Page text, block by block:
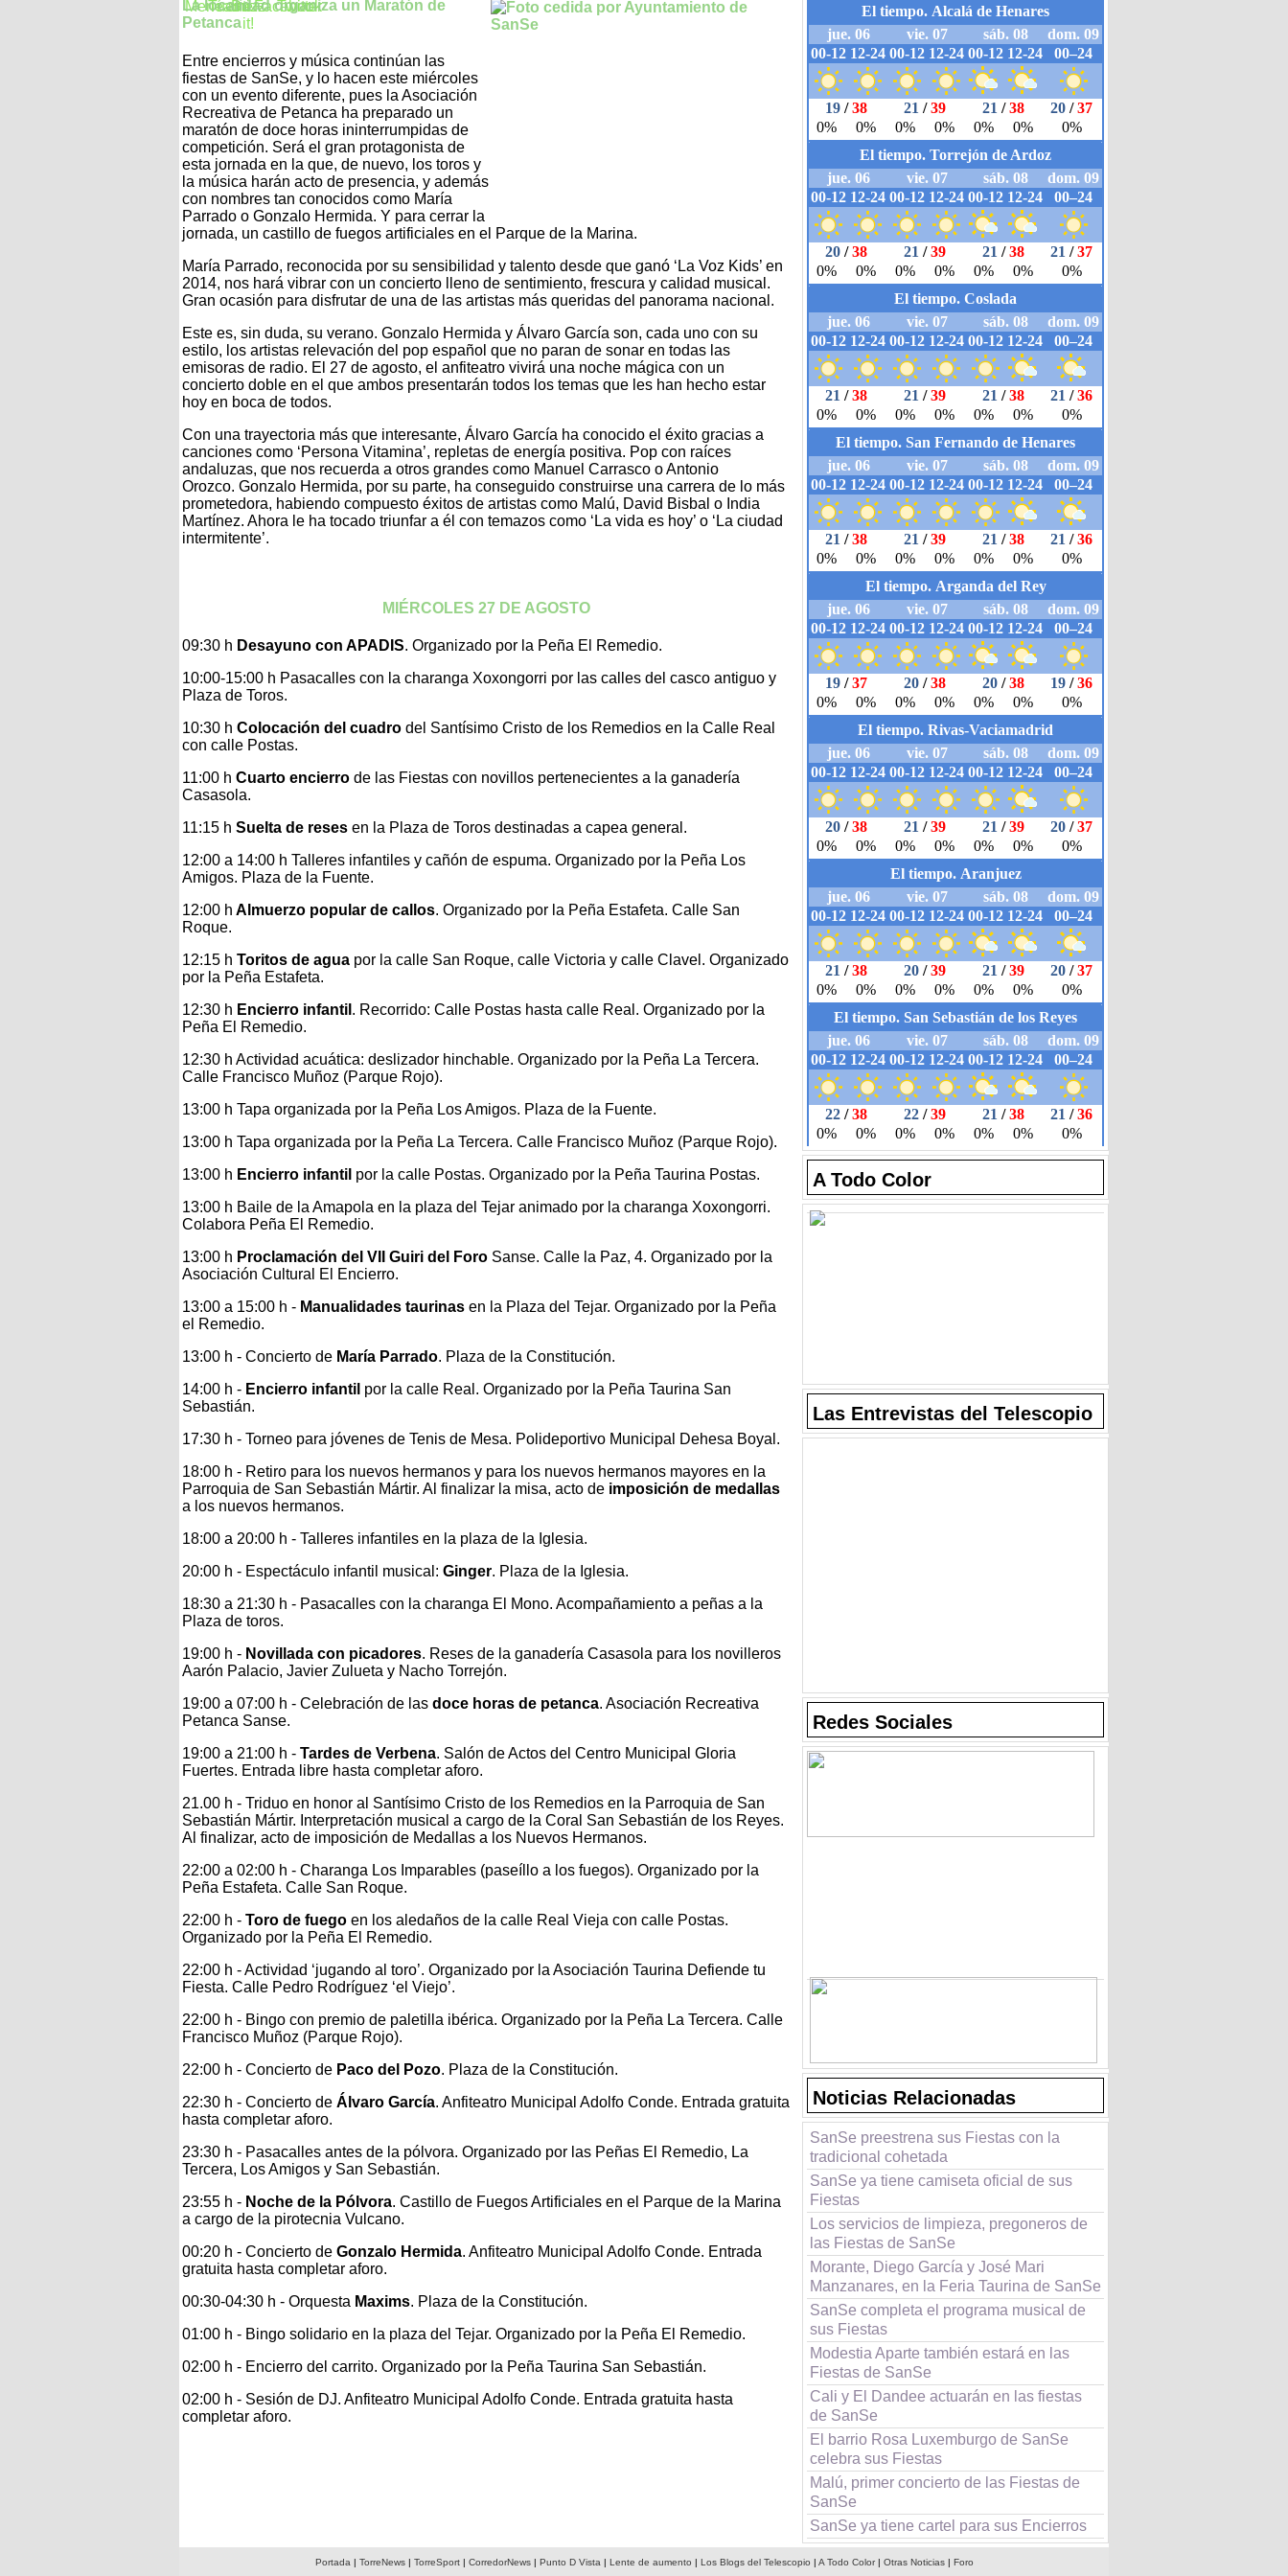
La localidad organiza un Maratón de
Petanca
Entre encierros y música continúan las
fiestas de SanSe, y lo hacen este miércoles
con un evento diferente, pues la Asociación
Recreativa de Petanca ha preparado un
maratón de doce horas ininterrumpidas de
competición. Será el gran protagonista de
esta jornada en la que, de nuevo, los toros y
la música harán acto de presencia, y además
con nombres tan conocidos como María
Parrado o Gonzalo Hermida. Y para cerrar la
jornada, un castillo de fuegos artificiales en el Parque de la Marina.
María Parrado, reconocida por su sensibilidad y talento desde que ganó ‘La Voz Kids’ en
2014, nos hará vibrar con un concierto lleno de sentimiento, frescura y calidad musical.
Gran ocasión para disfrutar de una de las artistas más queridas del panorama nacional.
Este es, sin duda, su verano. Gonzalo Hermida y Álvaro García son, cada uno con su
estilo, los artistas relevación del pop español que no paran de sonar en todas las
emisoras de radio. El 27 de agosto, el anfiteatro vivirá una noche mágica con un
concierto doble en el que ambos presentarán todos los temas que les han hecho estar
hoy en boca de todos.
Con una trayectoria más que interesante, Álvaro García ha conocido el éxito gracias a
canciones como ‘Persona Vitamina’, repletas de energía positiva. Pop con raíces
andaluzas, que nos recuerda a otros grandes como Manuel Carrasco o Antonio
Orozco. Gonzalo Hermida, por su parte, ha conseguido construirse una carrera de lo más
prometedora, habiendo compuesto éxitos de artistas como Malú, David Bisbal o India
Martínez. Ahora le ha tocado triunfar a él con temazos como ‘La vida es hoy’ o ‘La ciudad
intermitente’.
MIÉRCOLES 27 DE AGOSTO
09:30 h Desayuno con APADIS. Organizado por la Peña El Remedio.
10:00-15:00 h Pasacalles con la charanga Xoxongorri por las calles del casco antiguo y
Plaza de Toros.
10:30 h Colocación del cuadro del Santísimo Cristo de los Remedios en la Calle Real
con calle Postas.
11:00 h Cuarto encierro de las Fiestas con novillos pertenecientes a la ganadería
Casasola.
11:15 h Suelta de reses en la Plaza de Toros destinadas a capea general.
12:00 a 14:00 h Talleres infantiles y cañón de espuma. Organizado por la Peña Los
Amigos. Plaza de la Fuente.
12:00 h Almuerzo popular de callos. Organizado por la Peña Estafeta. Calle San
Roque.
12:15 h Toritos de agua por la calle San Roque, calle Victoria y calle Clavel. Organizado
por la Peña Estafeta.
12:30 h Encierro infantil . Recorrido: Calle Postas hasta calle Real. Organizado por la
Peña El Remedio.
12:30 h Actividad acuática: deslizador hinchable. Organizado por la Peña La Tercera.
Calle Francisco Muñoz (Parque Rojo).
13:00 h Tapa organizada por la Peña Los Amigos. Plaza de la Fuente.
13:00 h Tapa organizada por la Peña La Tercera. Calle Francisco Muñoz (Parque Rojo).
13:00 h Encierro infantil por la calle Postas. Organizado por la Peña Taurina Postas.
13:00 h Baile de la Amapola en la plaza del Tejar animado por la charanga Xoxongorri.
Colabora Peña El Remedio.
13:00 h Proclamación del VII Guiri del Foro Sanse. Calle la Paz, 4. Organizado por la
Asociación Cultural El Encierro.
13:00 a 15:00 h - Manualidades taurinas en la Plaza del Tejar. Organizado por la Peña
el Remedio.
13:00 h - Concierto de María Parrado. Plaza de la Constitución.
14:00 h - Encierro infantil por la calle Real. Organizado por la Peña Taurina San
Sebastián.
17:30 h - Torneo para jóvenes de Tenis de Mesa. Polideportivo Municipal Dehesa Boyal.
18:00 h - Retiro para los nuevos hermanos y para los nuevos hermanos mayores en la
Parroquia de San Sebastián Mártir. Al finalizar la misa, acto de imposición de medallas
a los nuevos hermanos.
18:00 a 20:00 h - Talleres infantiles en la plaza de la Iglesia.
20:00 h - Espectáculo infantil musical: Ginger. Plaza de la Iglesia.
18:30 a 21:30 h - Pasacalles con la charanga El Mono. Acompañamiento a peñas a la
Plaza de toros.
19:00 h - Novillada con picadores. Reses de la ganadería Casasola para los novilleros
Aarón Palacio, Javier Zulueta y Nacho Torrejón.
19:00 a 07:00 h - Celebración de las doce horas de petanca. Asociación Recreativa
Petanca Sanse.
19:00 a 21:00 h - Tardes de Verbena. Salón de Actos del Centro Municipal Gloria
Fuertes. Entrada libre hasta completar aforo.
21.00 h - Triduo en honor al Santísimo Cristo de los Remedios en la Parroquia de San
Sebastián Mártir. Interpretación musical a cargo de la Coral San Sebastián de los Reyes.
Al finalizar, acto de imposición de Medallas a los Nuevos Hermanos.
22:00 a 02:00 h - Charanga Los Imparables (paseíllo a los fuegos). Organizado por la
Peña Estafeta. Calle San Roque.
22:00 h - Toro de fuego en los aledaños de la calle Real Vieja con calle Postas.
Organizado por la Peña El Remedio.
22:00 h - Actividad ‘jugando al toro’. Organizado por la Asociación Taurina Defiende tu
Fiesta. Calle Pedro Rodríguez ‘el Viejo’.
22:00 h - Bingo con premio de paletilla ibérica. Organizado por la Peña La Tercera. Calle
Francisco Muñoz (Parque Rojo).
22:00 h - Concierto de Paco del Pozo. Plaza de la Constitución.
22:30 h - Concierto de Álvaro García. Anfiteatro Municipal Adolfo Conde. Entrada gratuita
hasta completar aforo.
23:30 h - Pasacalles antes de la pólvora. Organizado por las Peñas El Remedio, La
Tercera, Los Amigos y San Sebastián.
23:55 h - Noche de la Pólvora. Castillo de Fuegos Artificiales en el Parque de la Marina
a cargo de la pirotecnia Vulcano.
00:20 h - Concierto de Gonzalo Hermida. Anfiteatro Municipal Adolfo Conde. Entrada
gratuita hasta completar aforo.
00:30-04:30 h - Orquesta Maxims. Plaza de la Constitución.
01:00 h - Bingo solidario en la plaza del Tejar. Organizado por la Peña El Remedio.
02:00 h - Encierro del carrito. Organizado por la Peña Taurina San Sebastián.
02:00 h - Sesión de DJ. Anfiteatro Municipal Adolfo Conde. Entrada gratuita hasta
completar aforo.
A Todo Color
Las Entrevistas del Telescopio
Redes Sociales
Noticias Relacionadas
SanSe preestrena sus Fiestas con la
tradicional cohetada
SanSe ya tiene camiseta oficial de sus
Fiestas
Los servicios de limpieza, pregoneros de
las Fiestas de SanSe
Morante, Diego García y José Mari
Manzanares, en la Feria Taurina de SanSe
SanSe completa el programa musical de
sus Fiestas
Modestia Aparte también estará en las
Fiestas de SanSe
Cali y El Dandee actuarán en las fiestas
de SanSe
El barrio Rosa Luxemburgo de SanSe
celebra sus Fiestas
Malú, primer concierto de las Fiestas de
SanSe
SanSe ya tiene cartel para sus Encierros
Portada | TorreNews| TorreSport| CorredorNews| Punto D Vista | Lente de aumento | Los Blogs del Telescopio | A Todo Color| Otras Noticias| Foro